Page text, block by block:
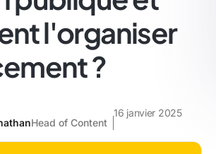
l'organiser
?
Head of Content
16 janvier 2025